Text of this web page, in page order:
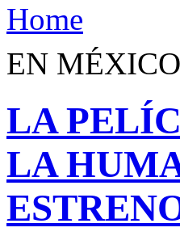
Home
EN MÉXICO
LA
LA